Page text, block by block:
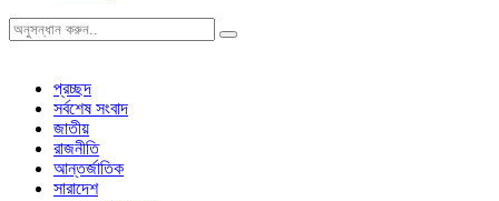
প্রচ্ছদ
সর্বশেষ সংবাদ
জাতীয়
রাজনীতি
আন্তর্জাতিক
সারাদেশ